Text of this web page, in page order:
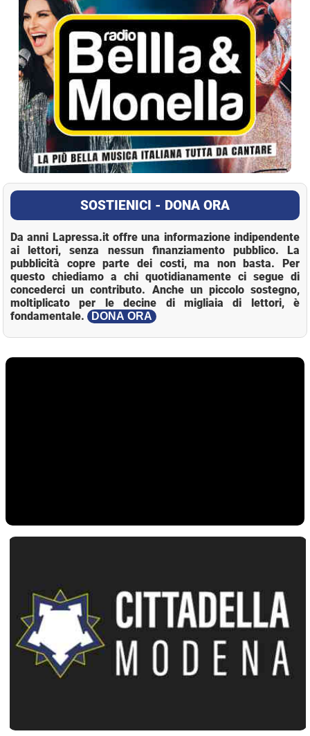
SOSTIENICI - DONA ORA
Da anni Lapressa.it offre una informazione indipendente
ai lettori, senza nessun finanziamento pubblico. La
pubblicità copre parte dei costi, ma non basta. Per
questo chiediamo a chi quotidianamente ci segue di
concederci un contributo. Anche un piccolo sostegno,
moltiplicato per le decine di migliaia di lettori, è
fondamentale.
DONA ORA